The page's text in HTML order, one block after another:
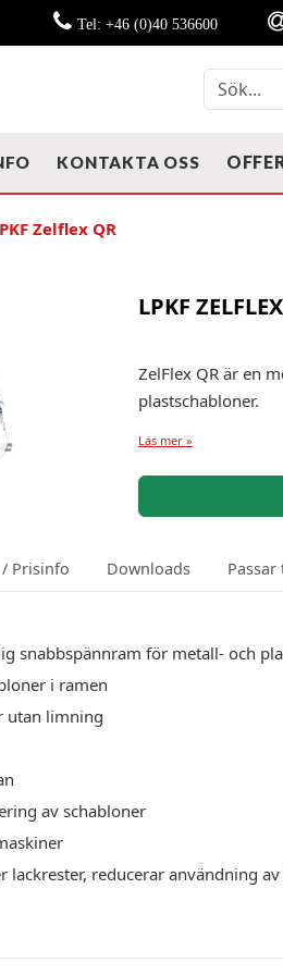
Tel: +46 (0)40 536600
KONTAKTA OSS
Zelflex QR
LPKF
ZelFlex QR är en
plastschabloner.
Läs mer »
Prisinfo Downloads Passar
snabbspännram för metall- och
i ramen
utan limning
av schabloner
reducerar användning